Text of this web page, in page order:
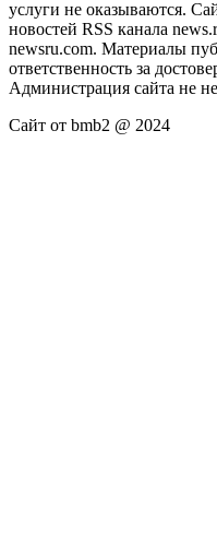
услуги не оказываются.
новостей RSS канала
newsru.com. Материалы
ответственность за
Администрация сайта не
Сайт от bmb2 @ 2024